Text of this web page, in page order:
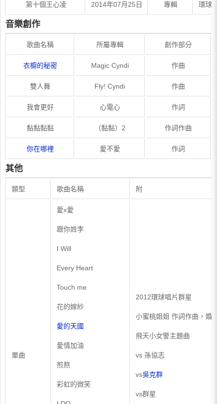
第十個王心凌 2014年07月25日 專輯 環球
音樂創作
歌曲名稱 所屬專輯 創作部分
衣櫥的秘密 Magic Cyndi 作曲
雙人舞 Fly! Cyndi 作曲
我會更好 心電心 作詞
黏黏黏黏 （黏黏）2 作詞作曲
你在哪裡 愛不愛 作詞
其他
類型 歌曲名稱 附
單曲
愛x愛
跟你姓李
I Will
Every Heart
Touch me
花的嫁紗
愛的天國
愛情加油
煎熬
彩虹的微笑
2012環球唱片群星
小蜜桃姐姐 作詞作曲，婚
飛天小女警主題曲
vs 孫協志
vs吳克群
vs群星